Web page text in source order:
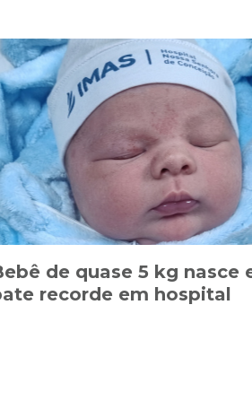
de quase 5 kg nasce
recorde em hospital